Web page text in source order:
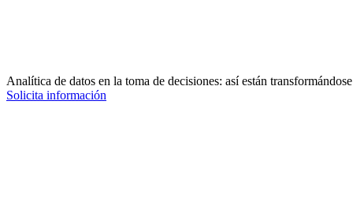
Analítica de datos en la toma de decisiones: así están
Solicita información